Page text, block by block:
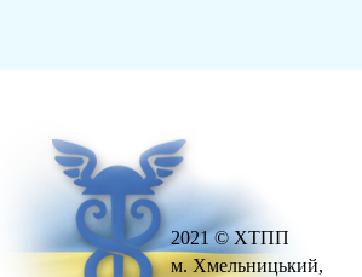
2021 © ХТПП
м. Хмельницький,